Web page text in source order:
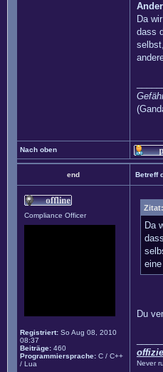
Da
dass
Nach oben
end Betreff
Compliance Officer
Registriert: So Aug 08, 2010
08:37
Beiträge: 460
Programmiersprache: C / C++
/ Lua
Zitat:
Da
Du
Never